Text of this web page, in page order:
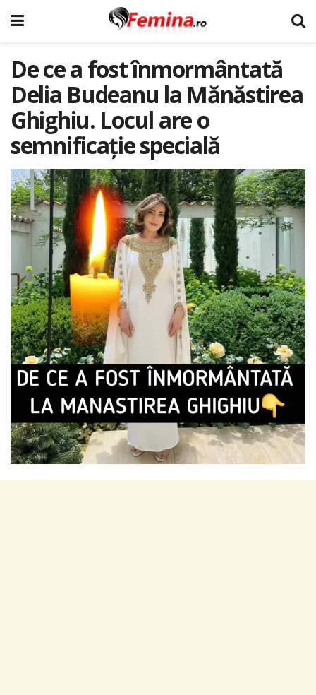
De ce a fost înmormântată
Delia Budeanu la Mănăstirea
Ghighiu. Locul are o
semnificație specială